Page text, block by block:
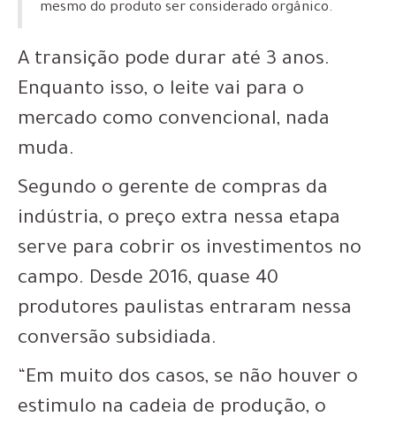
mesmo do produto ser considerado orgânico.
A transição pode durar até 3 anos.
Enquanto isso, o leite vai para o
mercado como convencional, nada
muda.
Segundo o gerente de compras da
indústria, o preço extra nessa etapa
serve para cobrir os investimentos no
campo. Desde 2016, quase 40
produtores paulistas entraram nessa
conversão subsidiada.
“Em muito dos casos, se não houver o
estimulo na cadeia de produção, o